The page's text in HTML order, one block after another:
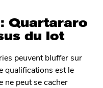
Quartararo
du lot
peuvent bluffer sur
qualifications est le
ne peut se cacher